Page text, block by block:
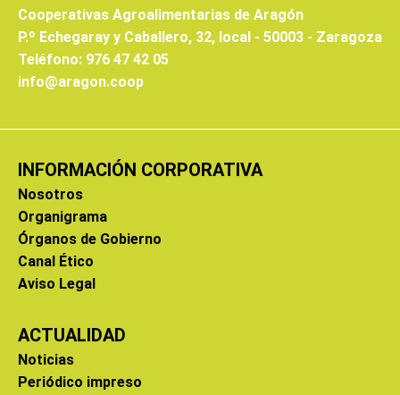
Cooperativas Agroalimentarias de Aragón
P.º Echegaray y Caballero, 32, local - 50003 - Zaragoza
Teléfono: 976 47 42 05
info@aragon.coop
INFORMACIÓN CORPORATIVA
Nosotros
Organigrama
Órganos de Gobierno
Canal Ético
Aviso Legal
ACTUALIDAD
Noticias
Periódico impreso